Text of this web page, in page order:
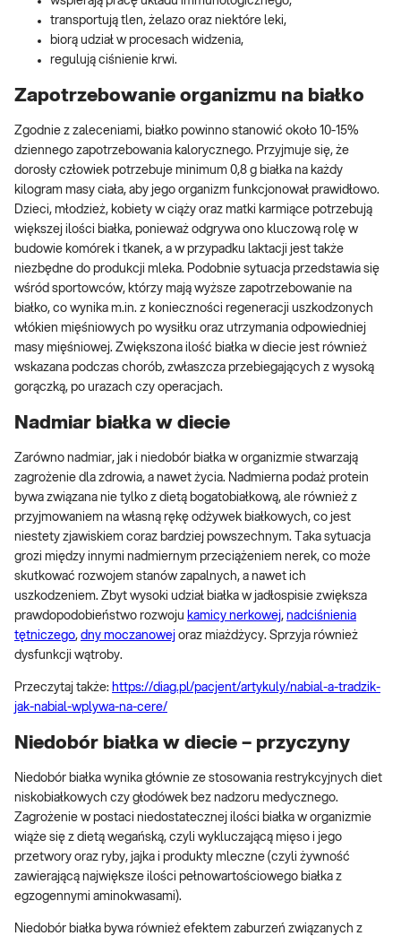
transportują tlen, żelazo oraz niektóre leki,
biorą udział w procesach widzenia,
regulują ciśnienie krwi.
Zapotrzebowanie organizmu na białko
Zgodnie z zaleceniami, białko powinno stanowić około 10-15%
dziennego zapotrzebowania kalorycznego. Przyjmuje się, że
dorosły człowiek potrzebuje minimum 0,8 g białka na każdy
kilogram masy ciała, aby jego organizm funkcjonował prawidłowo.
Dzieci, młodzież, kobiety w ciąży oraz matki karmiące potrzebują
większej ilości białka, ponieważ odgrywa ono kluczową rolę w
budowie komórek i tkanek, a w przypadku laktacji jest także
niezbędne do produkcji mleka. Podobnie sytuacja przedstawia się
wśród sportowców, którzy mają wyższe zapotrzebowanie na
białko, co wynika m.in. z konieczności regeneracji uszkodzonych
włókien mięśniowych po wysiłku oraz utrzymania odpowiedniej
masy mięśniowej. Zwiększona ilość białka w diecie jest również
wskazana podczas chorób, zwłaszcza przebiegających z wysoką
gorączką, po urazach czy operacjach.
Nadmiar białka w diecie
Zarówno nadmiar, jak i niedobór białka w organizmie stwarzają
zagrożenie dla zdrowia, a nawet życia. Nadmierna podaż protein
bywa związana nie tylko z dietą bogatobiałkową, ale również z
przyjmowaniem na własną rękę odżywek białkowych, co jest
niestety zjawiskiem coraz bardziej powszechnym. Taka sytuacja
grozi między innymi nadmiernym przeciążeniem nerek, co może
skutkować rozwojem stanów zapalnych, a nawet ich
uszkodzeniem. Zbyt wysoki udział białka w jadłospisie zwiększa
prawdopodobieństwo rozwoju kamicy nerkowej, nadciśnienia
tętniczego, dny moczanowej oraz miażdżycy. Sprzyja również
dysfunkcji wątroby.
Przeczytaj także: https://diag.pl/pacjent/artykuly/nabial-a-tradzik-
jak-nabial-wplywa-na-cere/
Niedobór białka w diecie – przyczyny
Niedobór białka wynika głównie ze stosowania restrykcyjnych diet
niskobiałkowych czy głodówek bez nadzoru medycznego.
Zagrożenie w postaci niedostatecznej ilości białka w organizmie
wiąże się z dietą wegańską, czyli wykluczającą mięso i jego
przetwory oraz ryby, jajka i produkty mleczne (czyli żywność
zawierającą największe ilości pełnowartościowego białka z
egzogennymi aminokwasami).
Niedobór białka bywa również efektem zaburzeń związanych z